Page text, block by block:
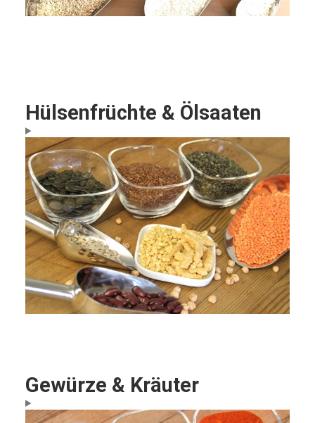
Hülsenfrüchte & Ölsaaten
Gewürze & Kräuter